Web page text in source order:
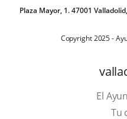
Plaza Mayor, 1. 47001
Copyright 2025 -
El
Tu